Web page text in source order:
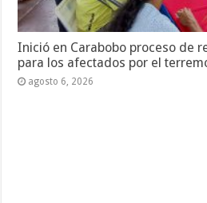
Inició en Carabobo proceso de
para los afectados por el
agosto 6, 2026